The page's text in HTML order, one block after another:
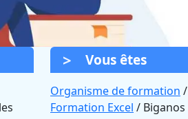
Vous êtes
Organisme de formation /
Formation Excel / Biganos